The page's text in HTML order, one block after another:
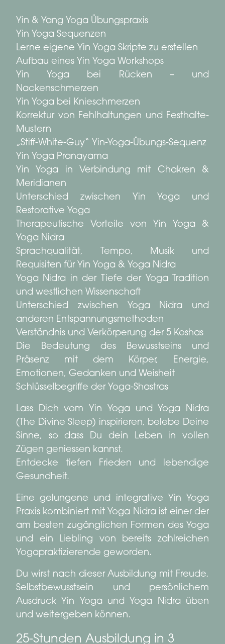
Yin & Yang Yoga Übungspraxis
Yin Yoga Sequenzen
Lerne eigene Yin Yoga Skripte zu erstellen
Aufbau eines Yin Yoga Workshops
Yin Yoga bei Rücken – und
Nackenschmerzen
Yin Yoga bei Knieschmerzen
Korrektur von Fehlhaltungen und Festhalte-
Mustern
„Stiff-White-Guy“ Yin-Yoga-Übungs-Sequenz
Yin Yoga Pranayama
Yin Yoga in Verbindung mit Chakren &
Meridianen
Unterschied zwischen Yin Yoga und
Restorative Yoga
Therapeutische Vorteile von Yin Yoga &
Yoga Nidra
Sprachqualität, Tempo, Musik und
Requisiten für Yin Yoga & Yoga Nidra
Yoga Nidra in der Tiefe der Yoga Tradition
und westlichen Wissenschaft
Unterschied zwischen Yoga Nidra und
anderen Entspannungsmethoden
Verständnis und Verkörperung der 5 Koshas
Die Bedeutung des Bewusstseins und
Präsenz mit dem Körper, Energie,
Emotionen, Gedanken und Weisheit
Schlüsselbegriffe der Yoga-Shastras
Lass Dich vom Yin Yoga und Yoga Nidra
(The Divine Sleep) inspirieren, belebe Deine
Sinne, so dass Du dein Leben in vollen
Zügen geniessen kannst.
Entdecke tiefen Frieden und lebendige
Gesundheit.
Eine gelungene und integrative Yin Yoga
Praxis kombiniert mit Yoga Nidra ist einer der
am besten zugänglichen Formen des Yoga
und ein Liebling von bereits zahlreichen
Yogapraktizierende geworden.
Du wirst nach dieser Ausbildung mit Freude,
Selbstbewusstsein und persönlichem
Ausdruck Yin Yoga und Yoga Nidra üben
und weitergeben können.
25-Stunden Ausbildung in 3